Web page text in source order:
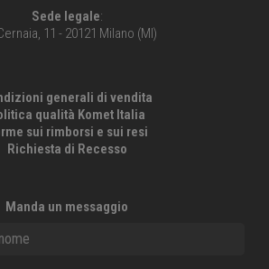
Sede legale:
11 - 20121 Milano (MI)
generali di vendita
qualità Komet Italia
sui rimborsi e sui resi
Richiesta di Recesso
Manda un messaggio